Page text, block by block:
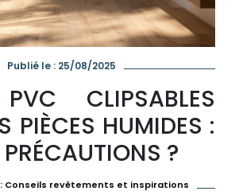
Publié le : 25/08/2025
CLIPSABLES
PIÈCES HUMIDES :
PRÉCAUTIONS ?
Conseils revêtements et inspirations